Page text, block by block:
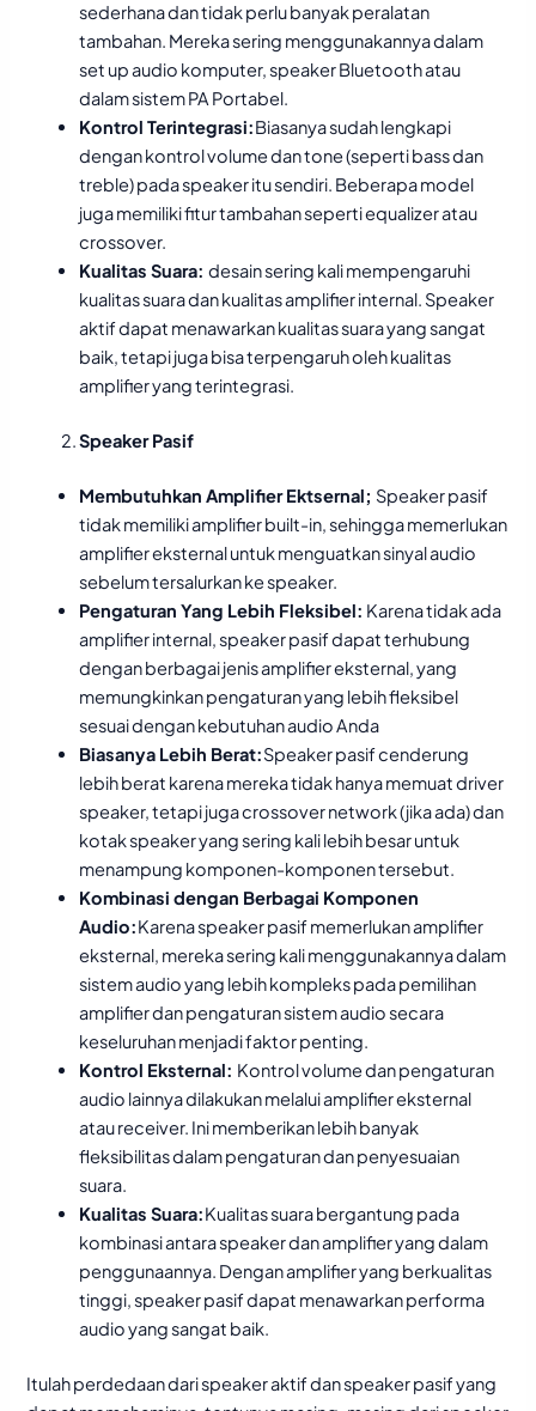
sederhana dan tidak perlu banyak peralatan
tambahan. Mereka sering menggunakannya dalam
set up audio komputer, speaker Bluetooth atau
dalam sistem PA Portabel.
Kontrol Terintegrasi:Biasanya sudah lengkapi
dengan kontrol volume dan tone (seperti bass dan
treble) pada speaker itu sendiri. Beberapa model
juga memiliki fitur tambahan seperti equalizer atau
crossover.
Kualitas Suara:desain sering kali mempengaruhi
kualitas suara dan kualitas amplifier internal. Speaker
aktif dapat menawarkan kualitas suara yang sangat
baik, tetapi juga bisa terpengaruh oleh kualitas
amplifier yang terintegrasi.
Speaker Pasif
Membutuhkan Amplifier Ektsernal; Speaker pasif
tidak memiliki amplifier built-in, sehingga memerlukan
amplifier eksternal untuk menguatkan sinyal audio
sebelum tersalurkan ke speaker.
Pengaturan Yang Lebih Fleksibel: Karena tidak ada
amplifier internal, speaker pasif dapat terhubung
dengan berbagai jenis amplifier eksternal, yang
memungkinkan pengaturan yang lebih fleksibel
sesuai dengan kebutuhan audio Anda
Biasanya Lebih Berat:Speaker pasif cenderung
lebih berat karena mereka tidak hanya memuat driver
speaker, tetapi juga crossover network (jika ada) dan
kotak speaker yang sering kali lebih besar untuk
menampung komponen-komponen tersebut.
Kombinasi dengan Berbagai Komponen
Audio:Karena speaker pasif memerlukan amplifier
eksternal, mereka sering kali menggunakannya dalam
sistem audio yang lebih kompleks pada pemilihan
amplifier dan pengaturan sistem audio secara
keseluruhan menjadi faktor penting.
Kontrol Eksternal: Kontrol volume dan pengaturan
audio lainnya dilakukan melalui amplifier eksternal
atau receiver. Ini memberikan lebih banyak
fleksibilitas dalam pengaturan dan penyesuaian
suara.
Kualitas Suara:Kualitas suara bergantung pada
kombinasi antara speaker dan amplifier yang dalam
penggunaannya. Dengan amplifier yang berkualitas
tinggi, speaker pasif dapat menawarkan performa
audio yang sangat baik.
Itulah perdedaan dari speaker aktif dan speaker pasif yang